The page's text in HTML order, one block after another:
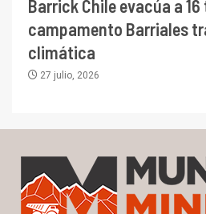
Barrick Chile evacúa a
campamento Barriales
climática
27 julio, 2026